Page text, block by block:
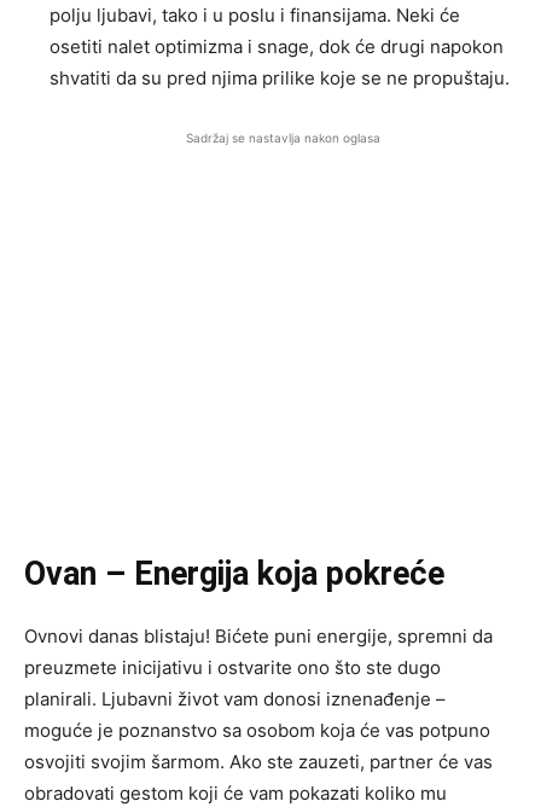
polju ljubavi, tako i u poslu i finansijama. Neki će
osetiti nalet optimizma i snage, dok će drugi napokon
shvatiti da su pred njima prilike koje se ne propuštaju.
Sadržaj se nastavlja nakon oglasa
Ovan – Energija koja pokreće
Ovnovi danas blistaju! Bićete puni energije, spremni da
preuzmete inicijativu i ostvarite ono što ste dugo
planirali. Ljubavni život vam donosi iznenađenje –
moguće je poznanstvo sa osobom koja će vas potpuno
osvojiti svojim šarmom. Ako ste zauzeti, partner će vas
obradovati gestom koji će vam pokazati koliko mu